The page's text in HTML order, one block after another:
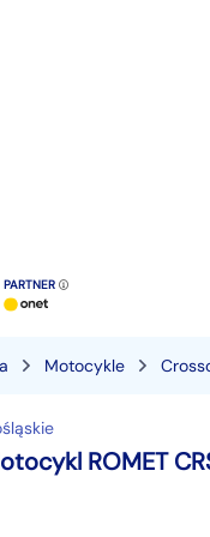
PARTNER
Motocykle
ROMET